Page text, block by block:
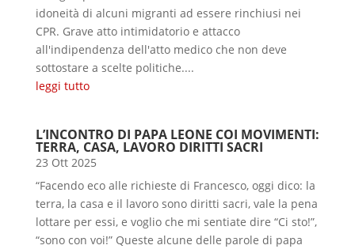
idoneità di alcuni migranti ad essere rinchiusi nei
CPR. Grave atto intimidatorio e attacco
all'indipendenza dell'atto medico che non deve
sottostare a scelte politiche....
leggi tutto
L’INCONTRO DI PAPA LEONE COI MOVIMENTI:
TERRA, CASA, LAVORO DIRITTI SACRI
23 Ott 2025
“Facendo eco alle richieste di Francesco, oggi dico: la
terra, la casa e il lavoro sono diritti sacri, vale la pena
lottare per essi, e voglio che mi sentiate dire “Ci sto!”,
“sono con voi!” Queste alcune delle parole di papa